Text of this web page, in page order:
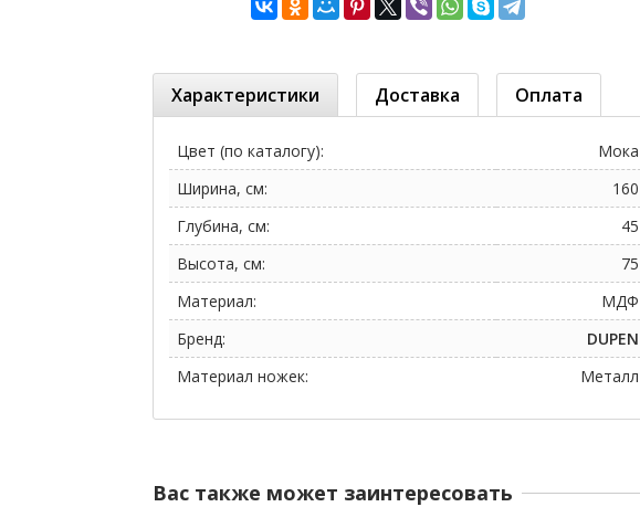
Характеристики Доставка Оплата
Цвет (по каталогу):
Мока
Ширина, см:
160
Глубина, см:
45
Высота, см:
75
Материал:
МДФ
Бренд:
DUPEN
Материал ножек:
Металл
Вас также может заинтересовать